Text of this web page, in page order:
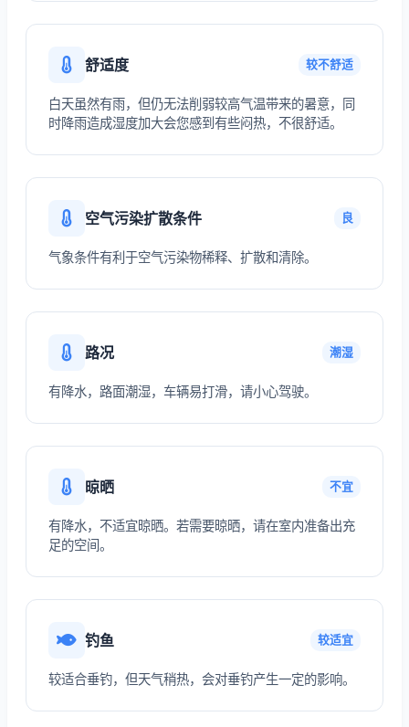
舒适度 较不舒适
白天虽然有雨，但仍无法削弱较高气温带来的暑意，同
时降雨造成湿度加大会您感到有些闷热，不很舒适。
空气污染扩散条件 良
气象条件有利于空气污染物稀释、扩散和清除。
路况 潮湿
有降水，路面潮湿，车辆易打滑，请小心驾驶。
晾晒 不宜
有降水，不适宜晾晒。若需要晾晒，请在室内准备出充
足的空间。
钓鱼 较适宜
较适合垂钓，但天气稍热，会对垂钓产生一定的影响。